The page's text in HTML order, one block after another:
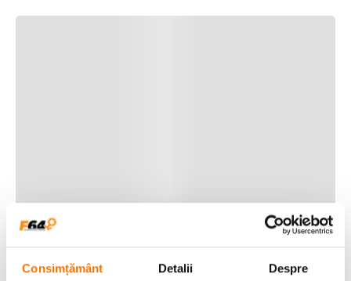
Consimțământ Detalii Despre